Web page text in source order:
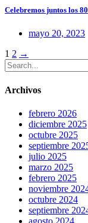
Celebremos juntos los
mayo 20, 2023
Posts
navigation
1 2 →
Archivos
febrero 2026
diciembre 2025
octubre 2025
septiembre
julio 2025
marzo 2025
febrero 2025
noviembre
octubre 2024
septiembre
agosto 2024